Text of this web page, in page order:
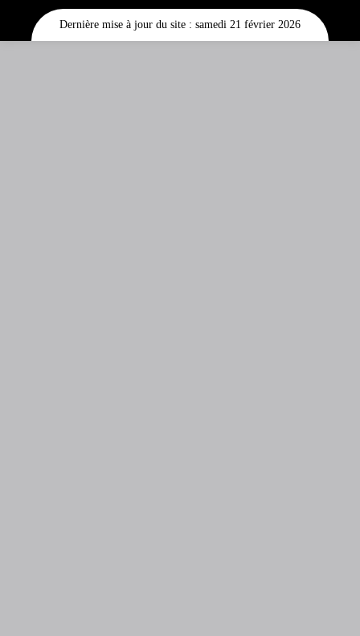
Dernière mise à jour du site : samedi 21 février 2026